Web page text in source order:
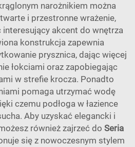
narożnikiem można
i przestronne wrażenie,
akcent do wnętrza
konstrukcja zapewnia
prysznica, dając więcej
łokciami oraz zapobiegając
w strefie krocza. Ponadto
pomaga utrzymać wodę
czemu podłoga w łazience
Aby uzyskać elegancki i
również zajrzeć do Seria
się z nowoczesnym stylem